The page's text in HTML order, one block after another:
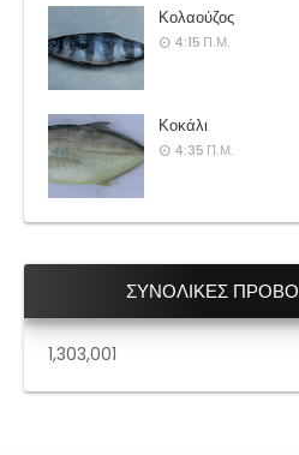
Κολαούζος
4:15 Π.Μ.
Κοκάλι
4:35 Π.Μ.
ΣΥΝΟΛΙΚΕΣ
1,303,001